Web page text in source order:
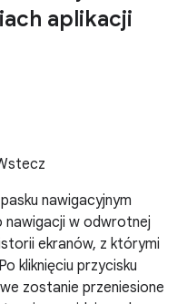
aplikacji
nawigacyjnym
nawigacji w odwrotnej
ekranów, z którymi
kliknięciu przycisku
zostanie przeniesione